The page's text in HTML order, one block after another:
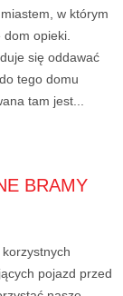
w którym
dom opieki.
się oddawać
tego domu
tam jest...
BRAMY
pojazd przed